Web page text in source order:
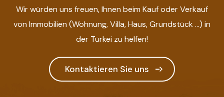
Wir würden uns freuen, Ihnen beim Kauf oder Verkauf
von Immobilien (Wohnung, Villa, Haus, Grundstück ...) in
der Türkei zu helfen!
Kontaktieren Sie uns